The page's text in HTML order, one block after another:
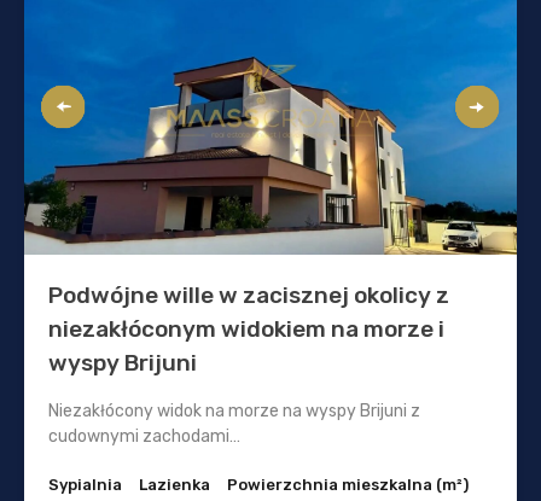
Podwójne wille w zacisznej okolicy z
niezakłóconym widokiem na morze i
wyspy Brijuni
Niezakłócony widok na morze na wyspy Brijuni z
cudownymi zachodami…
Sypialnia
Lazienka
Powierzchnia mieszkalna (m²)